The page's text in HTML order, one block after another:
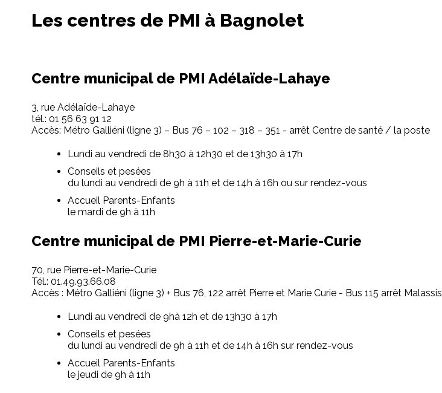
Les centres de PMI à Bagnolet
Centre municipal de PMI Adélaïde-Lahaye
3, rue Adélaïde-Lahaye
tél.: 01 56 63 91 12
Accès: Métro Galliéni (ligne 3) – Bus 76 – 102 – 318 – 351 - arrêt Centre de santé / la poste
Lundi au vendredi de 8h30 à 12h30 et de 13h30 à 17h
Conseils et pesées
du lundi au vendredi de 9h à 11h et de 14h à 16h ou sur rendez-vous
Accueil Parents-Enfants
le mardi de 9h à 11h
Centre municipal de PMI Pierre-et-Marie-Curie
70, rue Pierre-et-Marie-Curie
Tél.: 01.49.93.66.08
Accès : Métro Galliéni (ligne 3) + Bus 76, 122 arrêt Pierre et Marie Curie - Bus 115 arrêt Malassis
Lundi au vendredi de 9hà 12h et de 13h30 à 17h
Conseils et pesées
du lundi au vendredi de 9h à 11h et de 14h à 16h sur rendez-vous
Accueil Parents-Enfants
le jeudi de 9h à 11h